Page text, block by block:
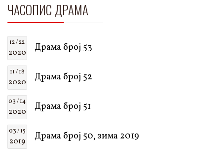
ЧАСОПИС ДРАМА
12 / 22
2020 Драма број 53
11 / 18
2020 Драма број 52
03 / 14
2020 Драма број 51
03 / 15
2019 Драма број 50, зима 2019